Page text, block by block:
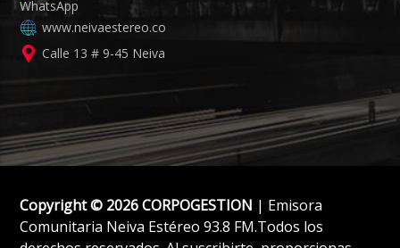
www.neivaestereo.co
Calle 13 # 9-45 Neiva
Copyright © 2026 CORPOGESTION | Emisora
Comunitaria Neiva Estéreo 93.8 FM.Todos los